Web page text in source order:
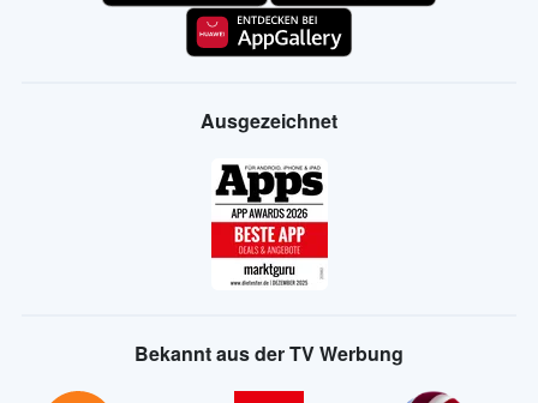
Ausgezeichnet
Bekannt aus der TV Werbung